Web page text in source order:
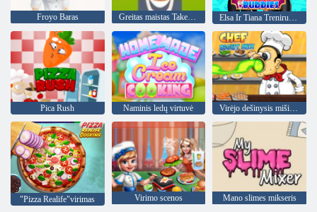
Froyo Baras Greitas maistas Takeaway Elsa Ir Tiana Treniruotės bičiuliai
Pica Rush Naminis ledų virtuvė Virėjo dešinysis mišinys
"Pizza Realife"virimas Virimo scenos Mano slimes mikseris